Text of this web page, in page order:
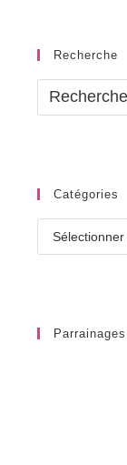
Recherche
Catégories
Parrainages